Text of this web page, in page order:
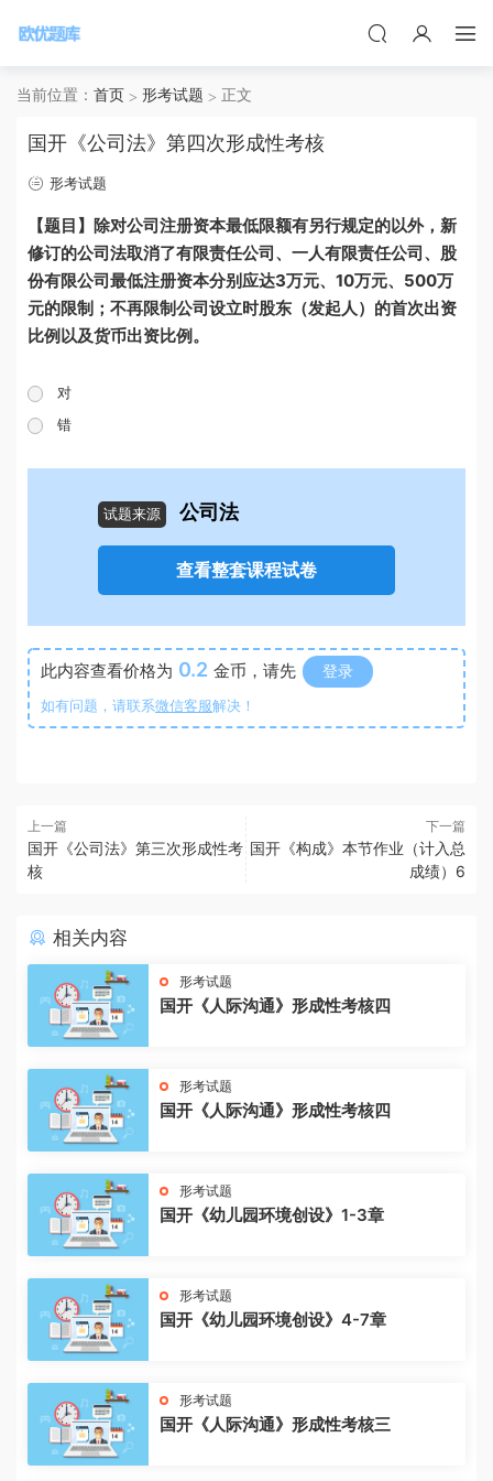
当前位置： 首页 形考试题 正文
国开《公司法》第四次形成性考核
形考试题
【题目】除对公司注册资本最低限额有另行规定的以外，新
修订的公司法取消了有限责任公司、一人有限责任公司、股
份有限公司最低注册资本分别应达3万元、10万元、500万
元的限制；不再限制公司设立时股东（发起人）的首次出资
比例以及货币出资比例。
对
错
试题来源 公司法
查看整套课程试卷
此内容查看价格为 0.2 金币，请先 登录
如有问题，请联系微信客服解决！
上一篇
国开《公司法》第三次形成性考
核
下一篇
国开《构成》本节作业（计入总
成绩）6
相关内容
形考试题
国开《人际沟通》形成性考核四
形考试题
国开《人际沟通》形成性考核四
形考试题
国开《幼儿园环境创设》1-3章
形考试题
国开《幼儿园环境创设》4-7章
形考试题
国开《人际沟通》形成性考核三